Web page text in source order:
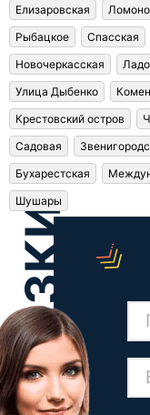
Елизаровская
Рыбацкое
Спасская
Новочеркасская
Улица Дыбенко
Крестовский остров
Садовая
Бухарестская
Шушары